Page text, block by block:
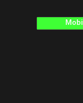
Mobil